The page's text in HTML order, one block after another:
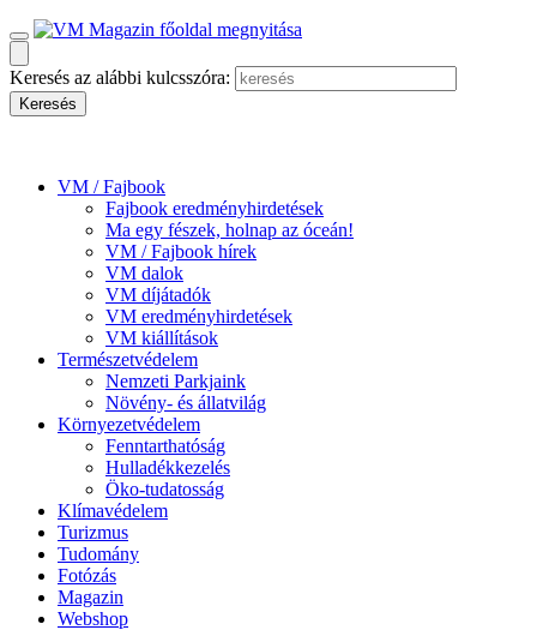
Keresés az alábbi kulcsszóra:
VM / Fajbook
Fajbook eredményhirdetések
Ma egy fészek, holnap az óceán!
VM / Fajbook hírek
VM dalok
VM díjátadók
VM eredményhirdetések
VM kiállítások
Természetvédelem
Nemzeti Parkjaink
Növény- és állatvilág
Környezetvédelem
Fenntarthatóság
Hulladékkezelés
Öko-tudatosság
Klímavédelem
Turizmus
Tudomány
Fotózás
Magazin
Webshop